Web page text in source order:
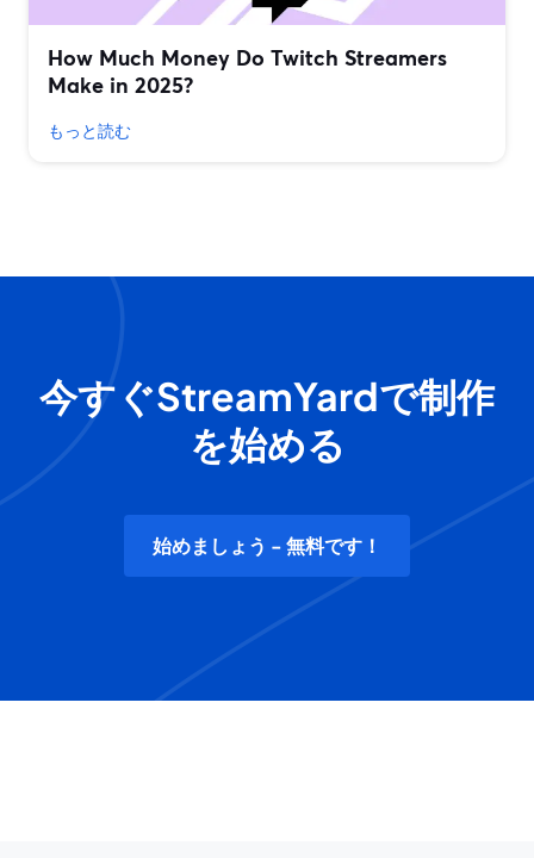
How Much Money Do Twitch Streamers
Make in 2025?
もっと読む
今すぐStreamYardで制作
を始める
始めましょう - 無料です！